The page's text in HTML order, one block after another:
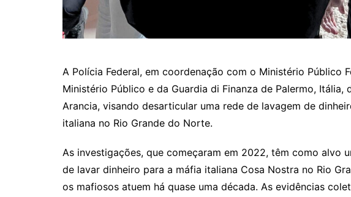
A Polícia Federal, em coordenação com o Ministério Público
Ministério Público e da Guardia di Finanza de Palermo, Itália,
Arancia, visando desarticular uma rede de lavagem de
italiana no Rio Grande do Norte.
As investigações, que começaram em 2022, têm como alvo
de lavar dinheiro para a máfia italiana Cosa Nostra no Rio
os mafiosos atuem há quase uma década. As evidências